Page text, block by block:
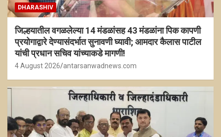
DHARASHIV
जिल्हयातील वगळलेल्या 14 मंडळांसह 43 मंडळांना पिक कापणी
प्रयोगाद्वारे देण्यासंदर्भात सुनावणी घ्यावी; आमदार कैलास पाटील
यांची प्रधान सचिव यांच्याकडे मागणी!
4 August 2026 antarsanwadnews.com